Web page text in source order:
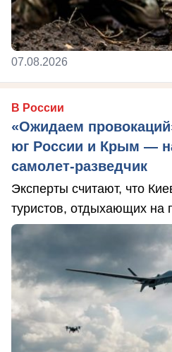
07.08.2026
В России
«Ожидаем
юг России и Крым —
самолет-разведчик
Эксперты считают, что
туристов, отдыхающих на